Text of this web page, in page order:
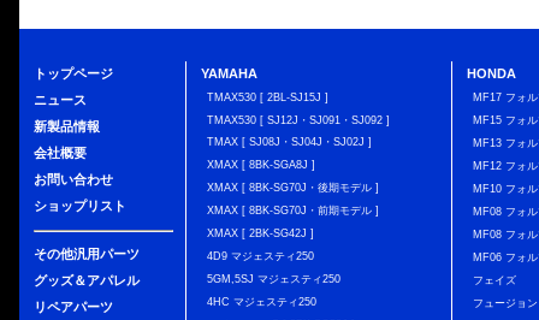
トップページ
ニュース
新製品情報
会社概要
お問い合わせ
ショップリスト
その他汎用パーツ
グッズ＆アパレル
リペアパーツ
YAMAHA
TMAX530 [ 2BL-SJ15J ]
TMAX530 [ SJ12J・SJ091・SJ092 ]
TMAX [ SJ08J・SJ04J・SJ02J ]
XMAX [ 8BK-SGA8J ]
XMAX [ 8BK-SG70J・後期モデル ]
XMAX [ 8BK-SG70J・前期モデル ]
XMAX [ 2BK-SG42J ]
4D9 マジェスティ250
5GM,5SJ マジェスティ250
4HC マジェスティ250
HONDA
MF17 フォ
MF15 フォ
MF13 フォ
MF12 フォ
MF10 フォ
MF08 フォ
MF08 フォ
MF06 フォ
フェイズ
フュージョン